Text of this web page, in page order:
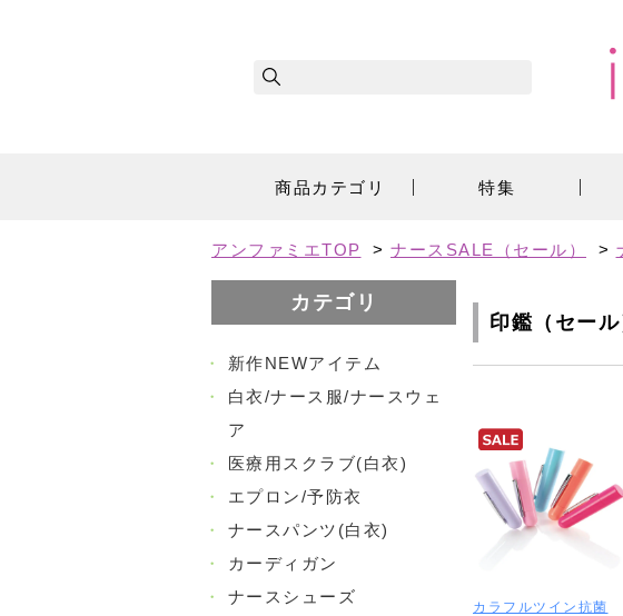
商品カテゴリ 特集
アンファミエTOP > ナースSALE（セール） >
カテゴリ
・
新作NEWアイテム
・
白衣/ナース服/ナースウェ
ア
・
医療用スクラブ(白衣)
・
エプロン/予防衣
・
ナースパンツ(白衣)
・
カーディガン
・
ナースシューズ
印鑑（セール
カラフルツイン抗菌